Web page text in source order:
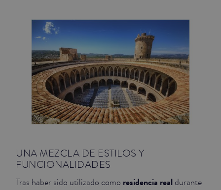
UNA MEZCLA DE ESTILOS Y
FUNCIONALIDADES
Tras haber sido utilizado como residencia real durante